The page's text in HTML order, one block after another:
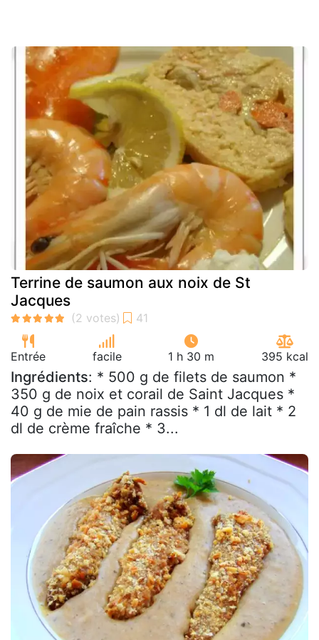
Terrine de saumon aux noix de St
Jacques
Entrée facile 1 h 30 m 395 kcal
Ingrédients: * 500 g de filets de saumon *
350 g de noix et corail de Saint Jacques *
40 g de mie de pain rassis * 1 dl de lait * 2
dl de crème fraîche * 3...